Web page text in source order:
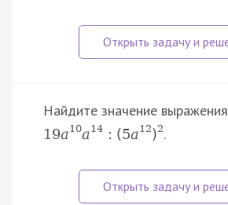
Найдите значение выражения
19a10a14 : (5a12)2.